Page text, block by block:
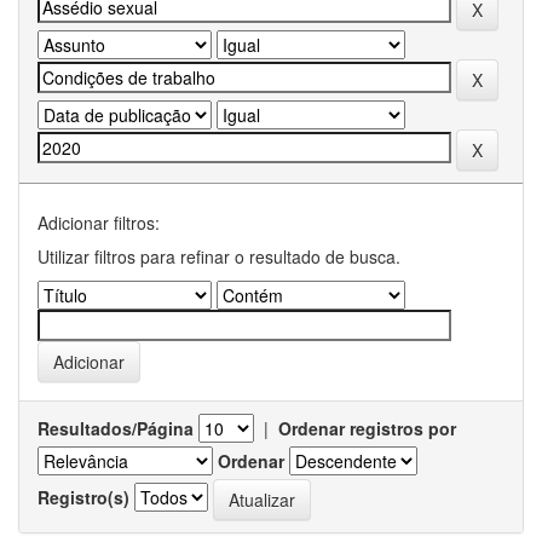
Adicionar filtros:
Utilizar filtros para refinar o resultado de busca.
Resultados/Página | Ordenar registros por
Ordenar
Registro(s)